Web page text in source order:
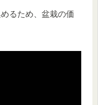
るため、盆栽の価